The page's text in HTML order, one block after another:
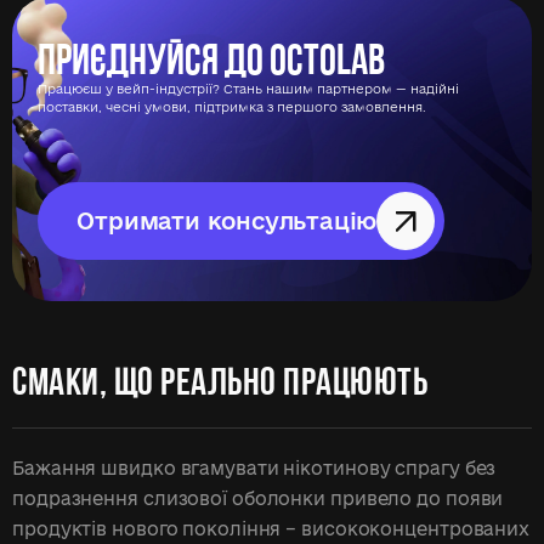
Приєднуйся до Octolab
Працюєш у вейп-індустрії? Стань нашим партнером — надійні
поставки, чесні умови, підтримка з першого замовлення.
Отримати консультацію
СМАКИ, ЩО РЕАЛЬНО ПРАЦЮЮТЬ
Бажання швидко вгамувати нікотинову спрагу без
подразнення слизової оболонки привело до появи
продуктів нового покоління – висококонцентрованих